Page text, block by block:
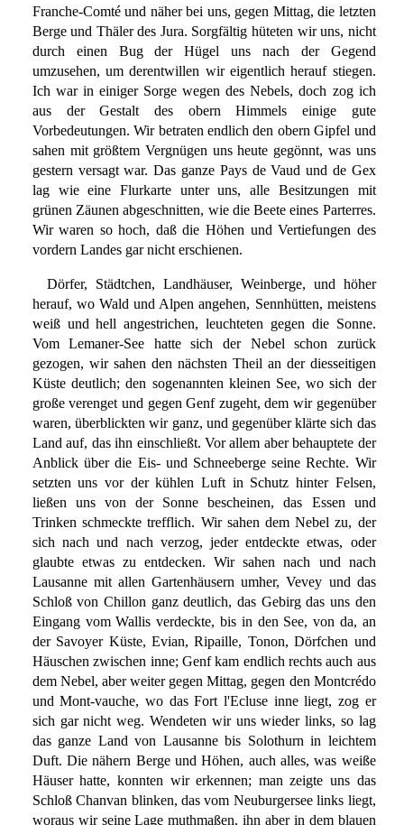
Franche-Comté und näher bei uns, gegen Mittag, die letzten
Berge und Thäler des Jura. Sorgfältig hüteten wir uns, nicht
durch einen Bug der Hügel uns nach der Gegend
umzusehen, um derentwillen wir eigentlich herauf stiegen.
Ich war in einiger Sorge wegen des Nebels, doch zog ich
aus der Gestalt des obern Himmels einige gute
Vorbedeutungen. Wir betraten endlich den obern Gipfel und
sahen mit größtem Vergnügen uns heute gegönnt, was uns
gestern versagt war. Das ganze Pays de Vaud und de Gex
lag wie eine Flurkarte unter uns, alle Besitzungen mit
grünen Zäunen abgeschnitten, wie die Beete eines Parterres.
Wir waren so hoch, daß die Höhen und Vertiefungen des
vordern Landes gar nicht erschienen.
Dörfer, Städtchen, Landhäuser, Weinberge, und höher
herauf, wo Wald und Alpen angehen, Sennhütten, meistens
weiß und hell angestrichen, leuchteten gegen die Sonne.
Vom Lemaner-See hatte sich der Nebel schon zurück
gezogen, wir sahen den nächsten Theil an der diesseitigen
Küste deutlich; den sogenannten kleinen See, wo sich der
große verenget und gegen Genf zugeht, dem wir gegenüber
waren, überblickten wir ganz, und gegenüber klärte sich das
Land auf, das ihn einschließt. Vor allem aber behauptete der
Anblick über die Eis- und Schneeberge seine Rechte. Wir
setzten uns vor der kühlen Luft in Schutz hinter Felsen,
ließen uns von der Sonne bescheinen, das Essen und
Trinken schmeckte trefflich. Wir sahen dem Nebel zu, der
sich nach und nach verzog, jeder entdeckte etwas, oder
glaubte etwas zu entdecken. Wir sahen nach und nach
Lausanne mit allen Gartenhäusern umher, Vevey und das
Schloß von Chillon ganz deutlich, das Gebirg das uns den
Eingang vom Wallis verdeckte, bis in den See, von da, an
der Savoyer Küste, Evian, Ripaille, Tonon, Dörfchen und
Häuschen zwischen inne; Genf kam endlich rechts auch aus
dem Nebel, aber weiter gegen Mittag, gegen den Montcrédo
und Mont-vauche, wo das Fort l'Ecluse inne liegt, zog er
sich gar nicht weg. Wendeten wir uns wieder links, so lag
das ganze Land von Lausanne bis Solothurn in leichtem
Duft. Die nähern Berge und Höhen, auch alles, was weiße
Häuser hatte, konnten wir erkennen; man zeigte uns das
Schloß Chanvan blinken, das vom Neuburgersee links liegt,
woraus wir seine Lage muthmaßen, ihn aber in dem blauen